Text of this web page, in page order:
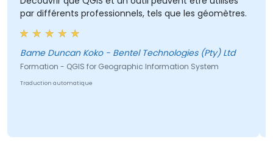
par différents professionnels, tels que les géomètres.
Bame Duncan Koko - Bentel Technologies (Pty) Ltd
Formation - QGIS for Geographic Information System
Traduction automatique